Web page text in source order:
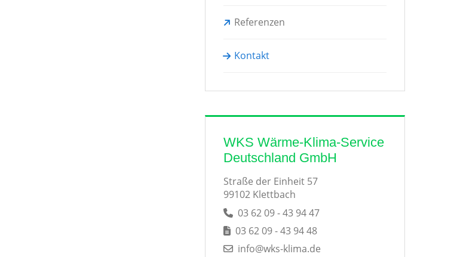
Referenzen
Kontakt
WKS Wärme-Klima-Service
Deutschland GmbH
Straße der Einheit 57
99102 Klettbach
03 62 09 - 43 94 47
03 62 09 - 43 94 48
info@wks-klima.de